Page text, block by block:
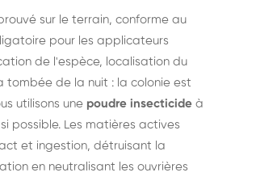
sur le terrain, conforme au
pour les applicateurs
de l'espèce, localisation du
tombée de la nuit : la colonie est
utilisons une poudre insecticide à
possible. Les matières actives
et ingestion, détruisant la
en neutralisant les ouvrières